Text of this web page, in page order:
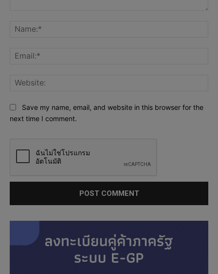
Save my name, email, and website in this browser for the
next time I comment.